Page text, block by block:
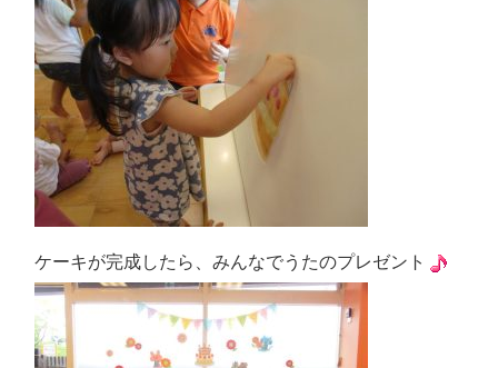
ケーキが完成したら、みんなでうたのプレゼント